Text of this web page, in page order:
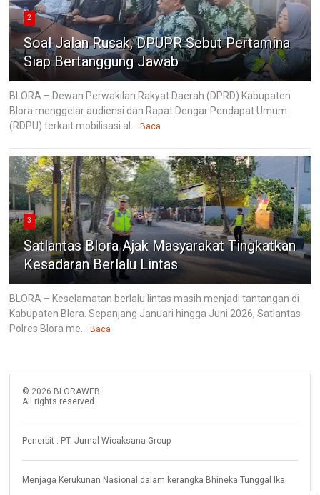
2
Soal Jalan Rusak, DPUPR Sebut Pertamina
Siap Bertanggung Jawab
BLORA – Dewan Perwakilan Rakyat Daerah (DPRD) Kabupaten
Blora menggelar audiensi dan Rapat Dengar Pendapat Umum
(RDPU) terkait mobilisasi al...
Baca
3
Satlantas Blora Ajak Masyarakat Tingkatkan
Kesadaran Berlalu Lintas
BLORA – Keselamatan berlalu lintas masih menjadi tantangan di
Kabupaten Blora. Sepanjang Januari hingga Juni 2026, Satlantas
Polres Blora me...
Baca
© 2026 BLORAWEB
All rights reserved.
Penerbit : PT. Jurnal Wicaksana Group
Menjaga Kerukunan Nasional dalam kerangka Bhineka Tunggal Ika